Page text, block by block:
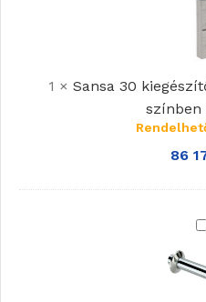
1 × Sansa 30
színben
86